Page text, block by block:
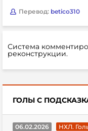
Перевод: betico310
Система
реконструкции.
ГОЛЫ С
06.02.2026
НХЛ.